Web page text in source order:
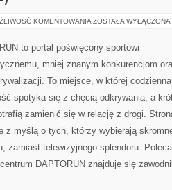
KOMENTOWANIA RUGBY
TRADYCYJNE
I
(NP.
HURLING)
ZOSTAŁA WYŁĄCZONA
to portal poświęcony sportowi
mniej znanym konkurencjom
To miejsce, w której codzienna
spotyka się z chęcią odkrywania, a
zamienić się w relację z drogi.
z myślą o tych, którzy wybierają
zamiast telewizyjnego splendoru.
DAPTORUN znajduje się